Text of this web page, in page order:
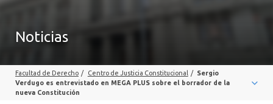
PROFESORES
Noticias
Facultad de Derecho / Centro de Justicia Constitucional / Sergio
Verdugo es entrevistado en MEGA PLUS sobre el borrador de la
nueva Constitución